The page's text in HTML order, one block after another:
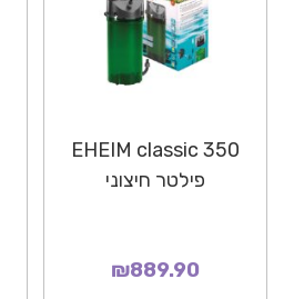
EHEIM classic 350
פילטר חיצוני
₪889.90